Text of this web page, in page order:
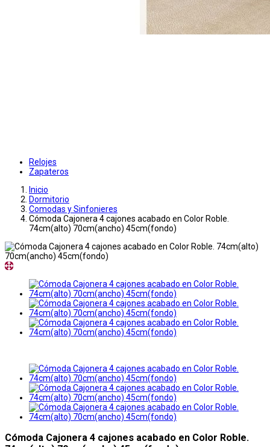
Relojes
Zapateros
Inicio
Dormitorio
Comodas y Sinfonieres
Cómoda Cajonera 4 cajones acabado en Color Roble.
74cm(alto) 70cm(ancho) 45cm(fondo)
Cómoda Cajonera 4 cajones acabado en Color Roble.